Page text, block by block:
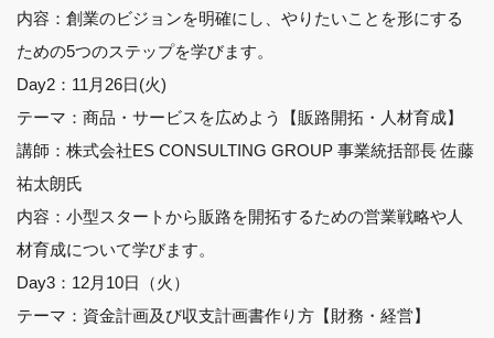
内容：創業のビジョンを明確にし、やりたいことを形にする
ための5つのステップを学びます。
Day2：11月26日(火)
テーマ：商品・サービスを広めよう【販路開拓・人材育成】
講師：株式会社ES CONSULTING GROUP 事業統括部長 佐藤
祐太朗氏
内容：小型スタートから販路を開拓するための営業戦略や人
材育成について学びます。
Day3：12月10日（火）
テーマ：資金計画及び収支計画書作り方【財務・経営】